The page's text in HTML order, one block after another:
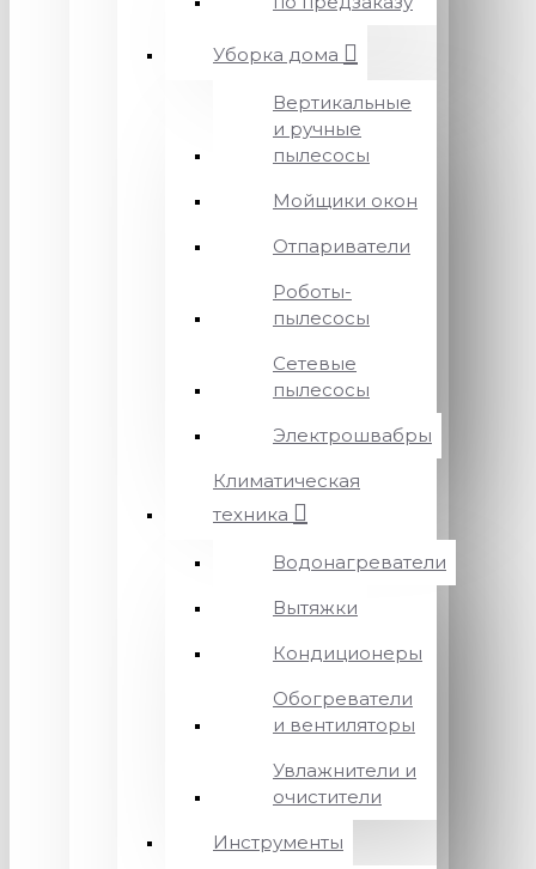
Уборка дома
Вертикальные
и ручные
пылесосы
Мойщики окон
Отпариватели
Роботы-
пылесосы
Сетевые
пылесосы
Электрошвабры
Климатическая
техника
Водонагреватели
Вытяжки
Кондиционеры
Обогреватели
и вентиляторы
Увлажнители и
очистители
Инструменты